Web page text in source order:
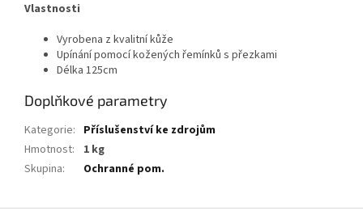
Vlastnosti
Vyrobena z kvalitní kůže
Upínání pomocí kožených řemínků s přezkami
Délka 125cm
Doplňkové parametry
Kategorie: Příslušenství ke zdrojům
Hmotnost:
1 kg
Skupina: Ochranné pom.